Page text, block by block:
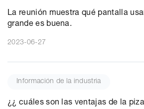
La reunión muestra qué pantalla
grande es buena.
2023-06-27
Información de la industria
¿¿ cuáles son las ventajas de la